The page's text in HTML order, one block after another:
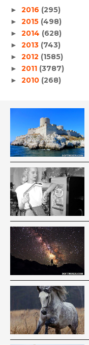
► 2016 (295)
► 2015 (498)
► 2014 (628)
► 2013 (743)
► 2012 (1585)
► 2011 (3787)
► 2010 (268)